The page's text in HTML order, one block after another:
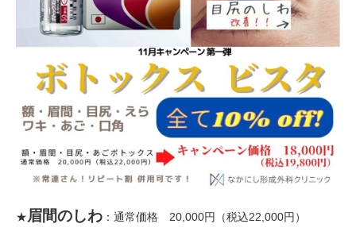
★眉間のしわ ：通常価格 20,000円（税込22,000円）